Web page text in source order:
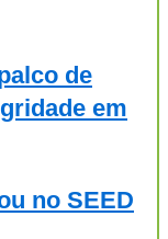
de
em
no SEED